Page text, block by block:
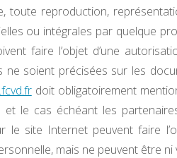
toute reproduction,
ou intégrales par quelque
faire l’objet d’une
ne soient précisées sur les
doit obligatoirement
et le cas échéant les
le site Internet peuvent faire
mais ne peuvent être